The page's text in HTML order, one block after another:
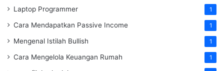
Laptop Programmer 1
Cara Mendapatkan Passive Income 1
Mengenal Istilah Bullish 1
Cara Mengelola Keuangan Rumah 1